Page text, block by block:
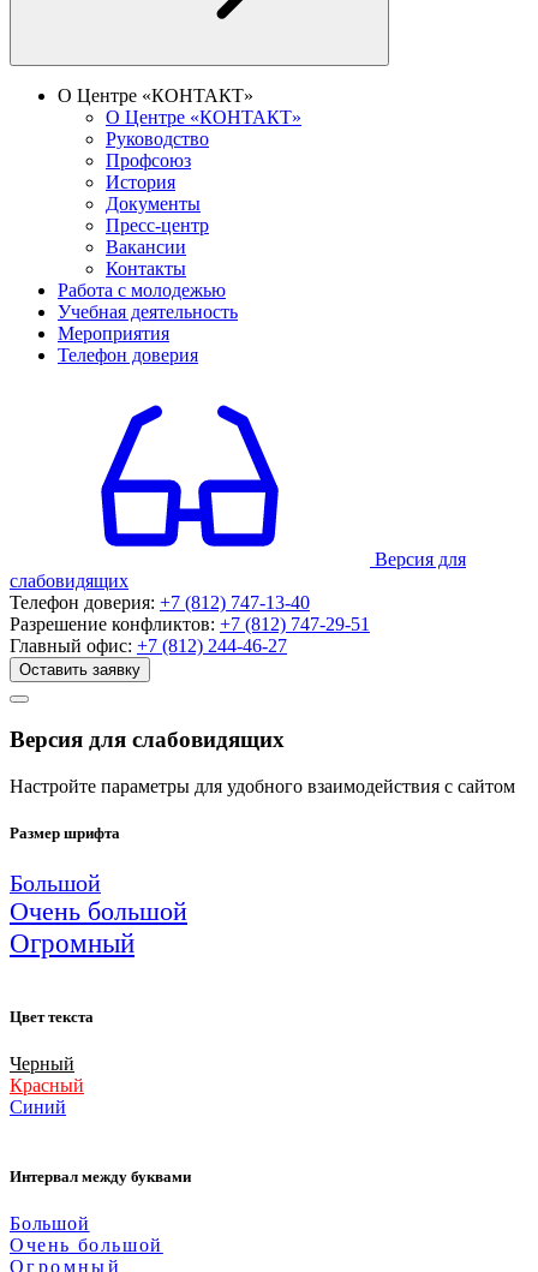
О Центре «КОНТАКТ»
О Центре «КОНТАКТ»
Руководство
Профсоюз
История
Документы
Пресс-центр
Вакансии
Контакты
Работа с молодежью
Учебная деятельность
Мероприятия
Телефон доверия
Версия для
слабовидящих
Телефон доверия: +7 (812) 747-13-40
Разрешение конфликтов: +7 (812) 747-29-51
Главный офис: +7 (812) 244-46-27
Оставить заявку
Версия для слабовидящих
Настройте параметры для удобного взаимодействия с сайтом
Размер шрифта
Большой
Очень большой
Огромный
Цвет текста
Черный
Красный
Синий
Интервал между буквами
Большой
Очень большой
Огромный